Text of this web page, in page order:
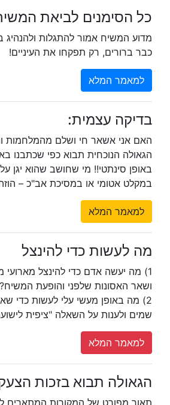
כל הסימנים לביאת
מדוע המשיח אמור להתגלות ולהנהיג
כבר ברורים, רק תפקחו את העיניים!
למאמר המלא
בדיקה עצמית:
האם אני אשאר חי ושלם מהמלחמות
הגאולה הנוכחית תבוא כפי שכתבנו
באופן סינתטי!! מי שחושב שהוא יגן
במקלט אטומי או במסיכת אב"כ –
למאמר המלא
מה לעשות כדי להינצל
1) מה יעשה אדם כדי להינצל מארועי
ושאר האסונות שלפני והופעת
2) מה באופן מעשי עלי לעשות כדי
שמים ולענות על השאלה "ציפית
למאמר המלא
הגאולה תבוא בזכות
תאור מפורט של המקורות המתארים